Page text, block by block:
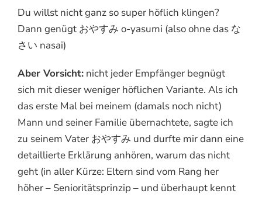
Du willst nicht ganz so super höflich klingen?
Dann genügt おやすみ o-yasumi (also ohne das な
さい nasai)
Aber Vorsicht: nicht jeder Empfänger begnügt
sich mit dieser weniger höflichen Variante. Als ich
das erste Mal bei meinem (damals noch nicht)
Mann und seiner Familie übernachtete, sagte ich
zu seinem Vater おやすみ und durfte mir dann eine
detaillierte Erklärung anhören, warum das nicht
geht (in aller Kürze: Eltern sind vom Rang her
höher – Senioritätsprinzip – und überhaupt kennt